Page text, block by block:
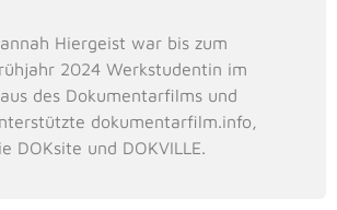
Hiergeist war bis zum
2024 Werkstudentin im
des Dokumentarfilms und
dokumentarfilm.info,
DOKsite und DOKVILLE.